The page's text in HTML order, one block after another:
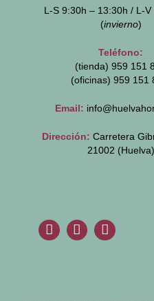
L-S 9:30h – 13:30h / L-V
(invierno)
Teléfono:
(tienda) 959 151
(oficinas) 959 151
Email:
Dirección: Carretera
21002 (Huelva)